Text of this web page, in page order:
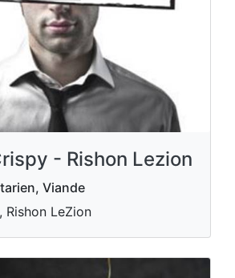
- Rishon Lezion
Viande
Rishon LeZion